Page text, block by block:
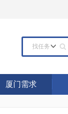
找任务
厦门需求